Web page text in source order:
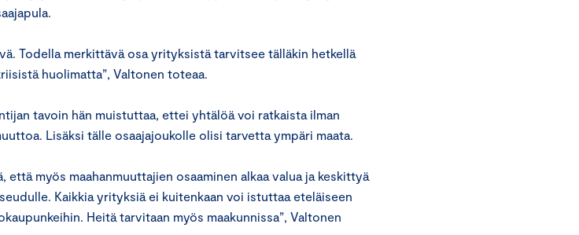
Todella merkittävä osa yrityksistä tarvitsee tälläkin hetkellä
huolimatta”, Valtonen toteaa.
tavoin hän muistuttaa, ettei yhtälöä voi ratkaista ilman
Lisäksi tälle osaajajoukolle olisi tarvetta ympäri maata.
että myös maahanmuuttajien osaaminen alkaa valua ja keskittyä
Kaikkia yrityksiä ei kuitenkaan voi istuttaa eteläiseen
Heitä tarvitaan myös maakunnissa”, Valtonen